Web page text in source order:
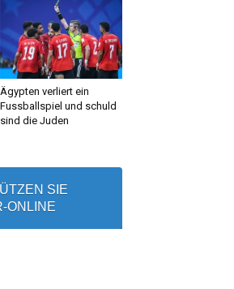
Ägypten verliert ein
Fussballspiel und schuld
sind die Juden
SIE
ONLINE